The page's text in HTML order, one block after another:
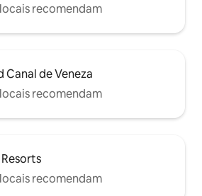
recomendam
Canal de Veneza
recomendam
recomendam